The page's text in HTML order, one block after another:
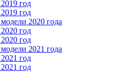
год
год
2020 года
год
год
2021 года
год
год